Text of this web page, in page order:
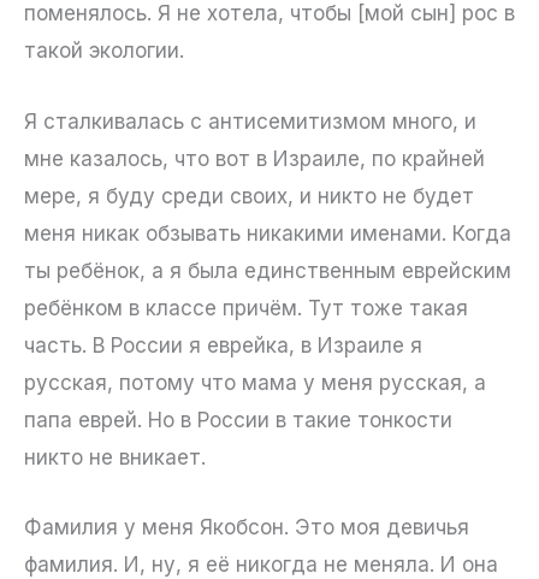
поменялось. Я не хотела, чтобы [мой сын] рос в
такой экологии.
Я сталкивалась с антисемитизмом много, и
мне казалось, что вот в Израиле, по крайней
мере, я буду среди своих, и никто не будет
меня никак обзывать никакими именами. Когда
ты ребёнок, а я была единственным еврейским
ребёнком в классе причём. Тут тоже такая
часть. В России я еврейка, в Израиле я
русская, потому что мама у меня русская, а
папа еврей. Но в России в такие тонкости
никто не вникает.
Фамилия у меня Якобсон. Это моя девичья
фамилия. И, ну, я её никогда не меняла. И она